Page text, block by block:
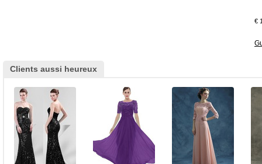
€
Clients aussi heureux